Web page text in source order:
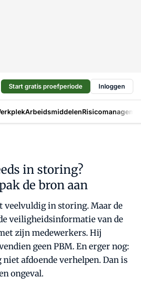
Start gratis proefperiode Inloggen
Arbeidsmiddelen
in storing?
de bron aan
veelvuldig in storing. Maar de
veiligheidsinformatie van de
zijn medewerkers. Hij
geen PBM. En erger nog:
afdoende verhelpen. Dan is
ongeval.